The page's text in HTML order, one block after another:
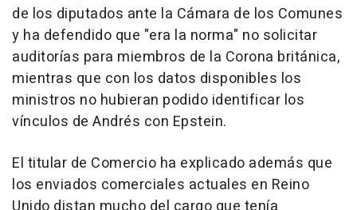
de los diputados ante la Cámara de los Comunes
y ha defendido que "era la norma" no solicitar
auditorías para miembros de la Corona británica,
mientras que con los datos disponibles los
ministros no hubieran podido identificar los
vínculos de Andrés con Epstein.
El titular de Comercio ha explicado además que
los enviados comerciales actuales en Reino